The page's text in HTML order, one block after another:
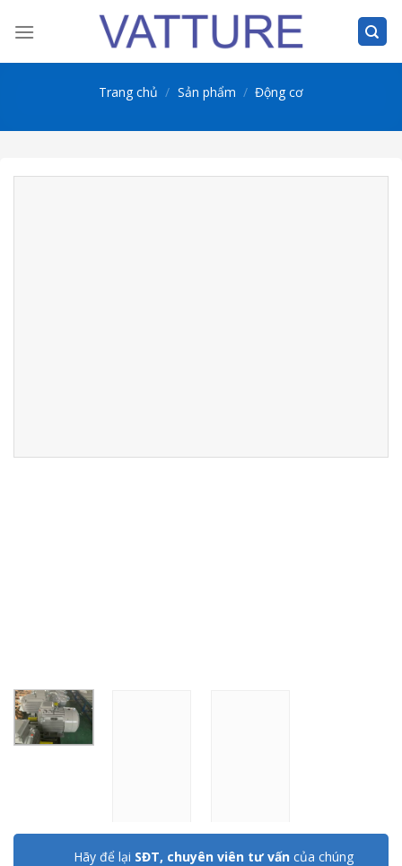
Trang chủ / Sản phẩm / Động cơ
Hãy để lại SĐT, chuyên viên tư vấn của chúng